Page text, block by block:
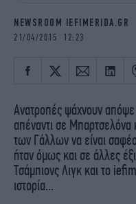
OSCARS
NEWSROOM IEFIMERIDA.GR
21/04/2015 12:23
Ανατροπές ψάχνουν
απέναντι σε Μπαρτσελόνα
των Γάλλων να είναι
ήταν όμως και σε άλλες
Τσάμπιονς Λιγκ και το
ιστορία...